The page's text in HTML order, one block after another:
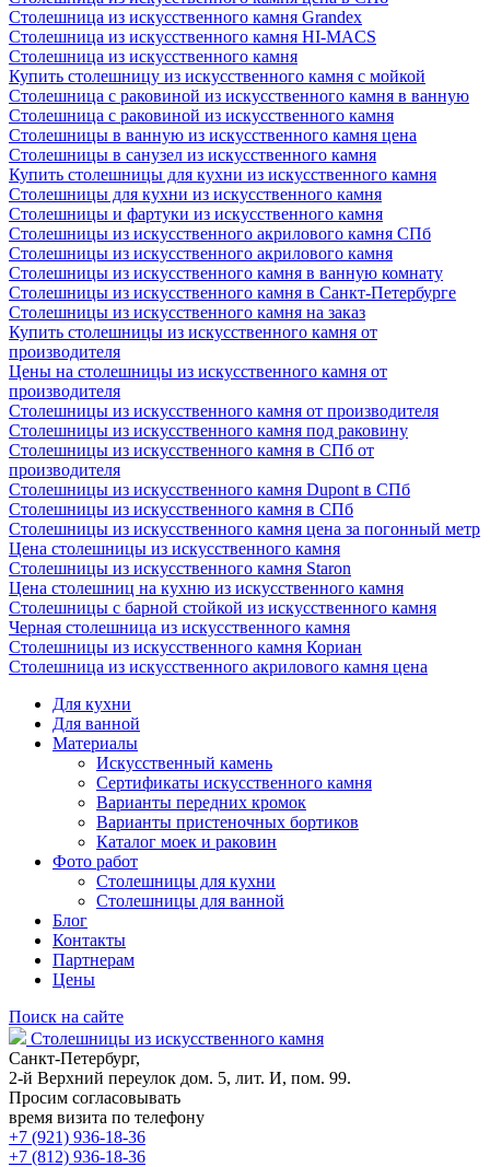
Столешница из искусственного камня Grandex
Столешница из искусственного камня HI-MACS
Столешница из искусственного камня
Купить столешницу из искусственного камня с мойкой
Столешница с раковиной из искусственного камня в ванную
Столешница с раковиной из искусственного камня
Столешницы в ванную из искусственного камня цена
Столешницы в санузел из искусственного камня
Купить столешницы для кухни из искусственного камня
Столешницы для кухни из искусственного камня
Столешницы и фартуки из искусственного камня
Столешницы из искусственного акрилового камня СПб
Столешницы из искусственного акрилового камня
Столешницы из искусственного камня в ванную комнату
Столешницы из искусственного камня в Санкт-Петербурге
Столешницы из искусственного камня на заказ
Купить столешницы из искусственного камня от
производителя
Цены на столешницы из искусственного камня от
производителя
Столешницы из искусственного камня от производителя
Столешницы из искусственного камня под раковину
Столешницы из искусственного камня в СПб от
производителя
Столешницы из искусственного камня Dupont в СПб
Столешницы из искусственного камня в СПб
Столешницы из искусственного камня цена за погонный метр
Цена столешницы из искусственного камня
Столешницы из искусственного камня Staron
Цена столешниц на кухню из искусственного камня
Столешницы с барной стойкой из искусственного камня
Черная столешница из искусственного камня
Столешницы из искусственного камня Кориан
Столешница из искусственного акрилового камня цена
Для кухни
Для ванной
Материалы
Искусственный камень
Сертификаты искусственного камня
Варианты передних кромок
Варианты пристеночных бортиков
Каталог моек и раковин
Фото работ
Столешницы для кухни
Столешницы для ванной
Блог
Контакты
Партнерам
Цены
Поиск на сайте
Столешницы из искусственного камня
Санкт-Петербург,
2-й Верхний переулок дом. 5, лит. И, пом. 99.
Просим согласовывать
время визита по телефону
+7 (921) 936-18-36
+7 (812) 936-18-36